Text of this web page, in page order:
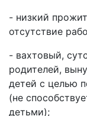
- низкий
отсутствие
- вахтовый,
родителей,
детей с целью
(не
детьми);